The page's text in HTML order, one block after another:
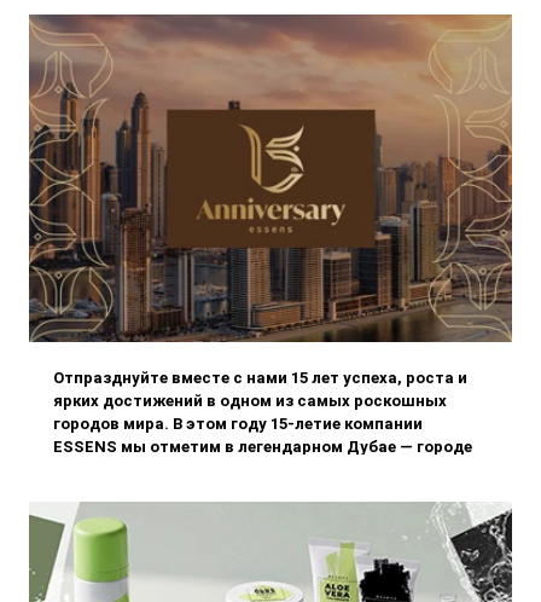
Отпразднуйте вместе с нами 15 лет успеха, роста и
ярких достижений в одном из самых роскошных
городов мира. В этом году 15-летие компании
ESSENS мы отметим в легендарном Дубае — городе